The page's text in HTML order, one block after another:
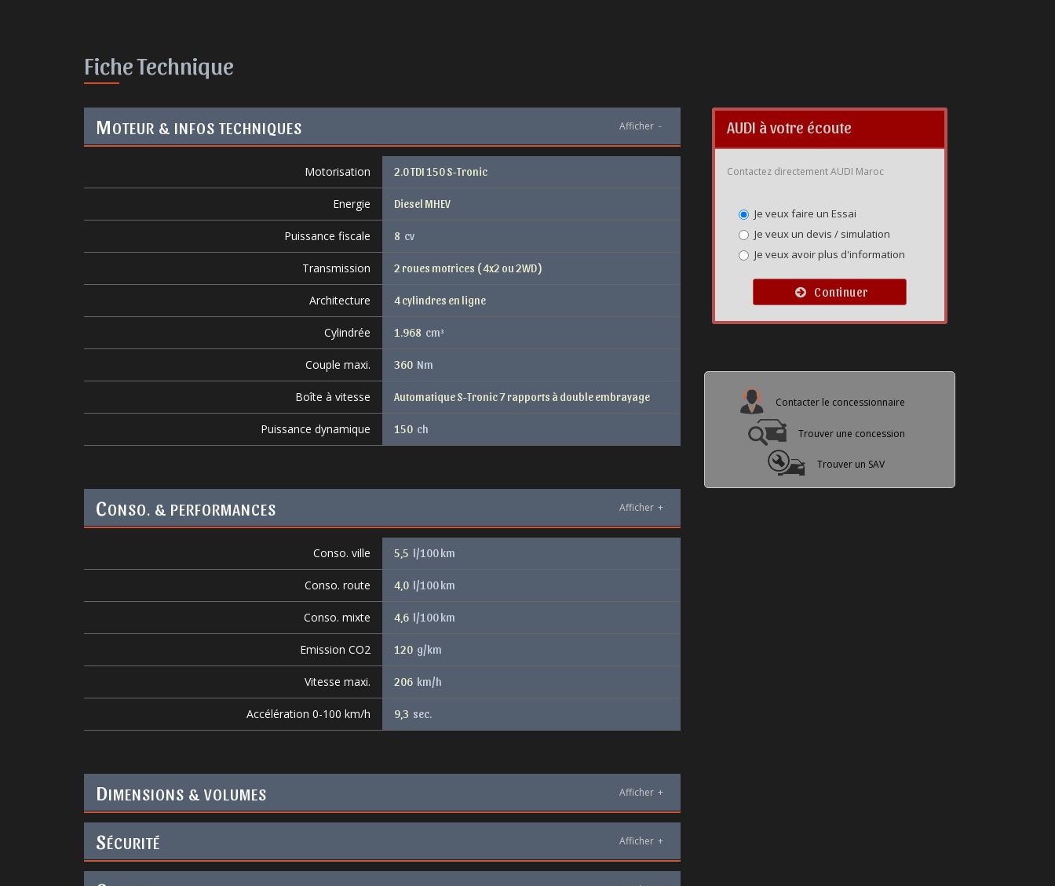
Fiche Technique
MOTEUR & INFOS TECHNIQUES Afficher -
Motorisation 2.0 TDI 150 S-Tronic
Energie Diesel MHEV
Puissance fiscale 8 cv
Transmission 2 roues motrices ( 4x2 ou 2WD )
Architecture 4 cylindres en ligne
Cylindrée 1.968 cm³
Couple maxi. 360 Nm
Boîte à vitesse Automatique S-Tronic 7 rapports à double embrayage
Puissance dynamique 150 ch
CONSO. & PERFORMANCES Afficher +
Conso. ville 5,5 l/100 km
Conso. route 4,0 l/100 km
Conso. mixte 4,6 l/100 km
Emission CO2 120 g/km
Vitesse maxi. 206 km/h
Accélération 0-100 km/h 9,3 sec.
DIMENSIONS & VOLUMES Afficher +
SÉCURITÉ Afficher +
AUDI à votre écoute
Contactez directement AUDI Maroc
Je veux faire un Essai
Je veux un devis / simulation
Je veux avoir plus d'information
Continuer
Contacter le concessionnaire
Trouver une concession
Trouver un SAV